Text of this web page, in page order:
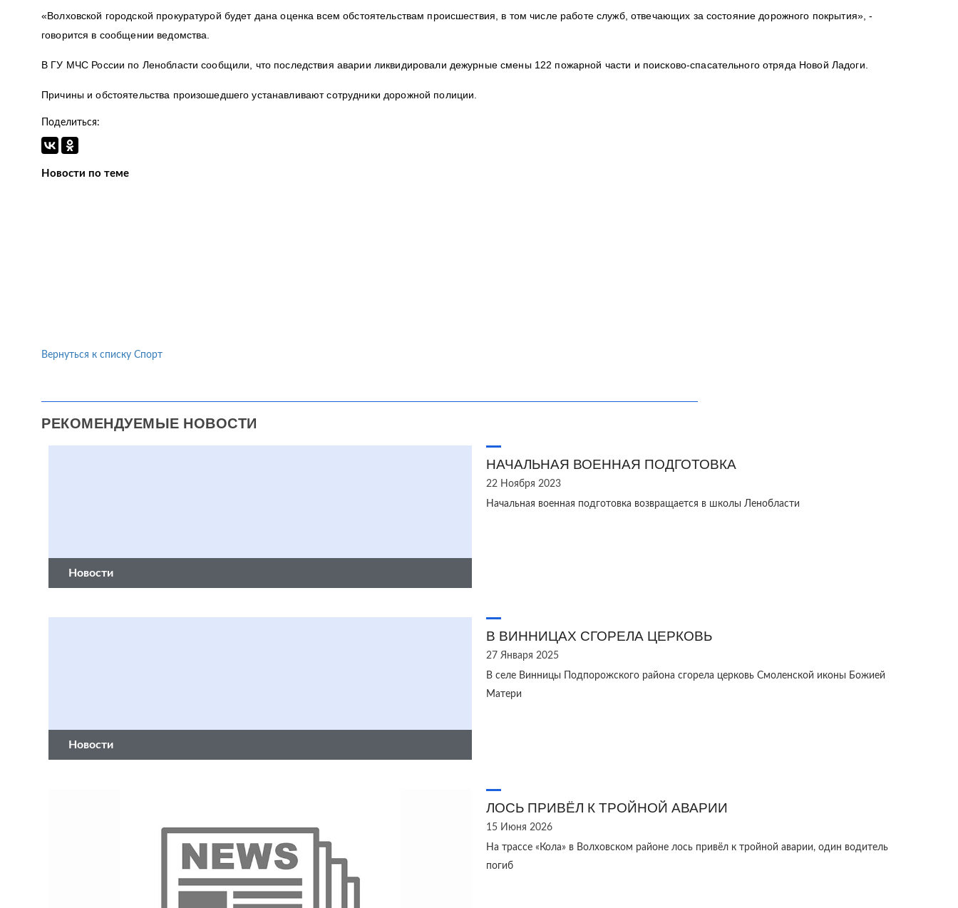
«Волховской городской прокуратурой будет дана оценка всем обстоятельствам происшествия, в том числе работе служб, отвечающих за состояние дорожного покрытия», -
говорится в сообщении ведомства.
В ГУ МЧС России по Ленобласти сообщили, что последствия аварии ликвидировали дежурные смены 122 пожарной части и поисково-спасательного отряда Новой Ладоги.
Причины и обстоятельства произошедшего устанавливают сотрудники дорожной полиции.
Поделиться:
Новости по теме
Вернуться к списку Спорт
РЕКОМЕНДУЕМЫЕ НОВОСТИ
Новости
НАЧАЛЬНАЯ ВОЕННАЯ ПОДГОТОВКА
22 Ноября 2023
Начальная военная подготовка возвращается в школы Ленобласти
Новости
В ВИННИЦАХ СГОРЕЛА ЦЕРКОВЬ
27 Января 2025
В селе Винницы Подпорожского района сгорела церковь Смоленской иконы Божией
Матери
ЛОСЬ ПРИВЁЛ К ТРОЙНОЙ АВАРИИ
15 Июня 2026
На трассе «Кола» в Волховском районе лось привёл к тройной аварии, один водитель
погиб